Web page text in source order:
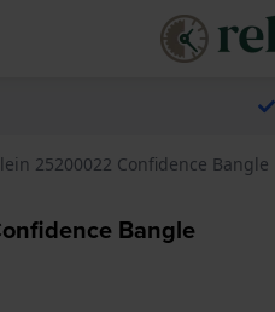
25200022 Confidence Bangle
Bangle